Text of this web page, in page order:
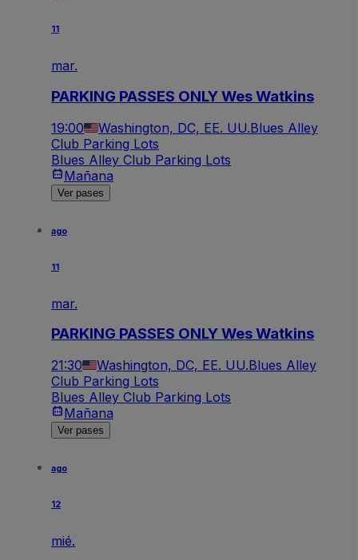
11
mar.
PARKING PASSES ONLY Wes Watkins
19:00 Washington, DC, EE. UU.Blues Alley
Club Parking Lots
Blues Alley Club Parking Lots
Mañana
Ver pases
ago
11
mar.
PARKING PASSES ONLY Wes Watkins
21:30 Washington, DC, EE. UU.Blues Alley
Club Parking Lots
Blues Alley Club Parking Lots
Mañana
Ver pases
ago
12
mié.